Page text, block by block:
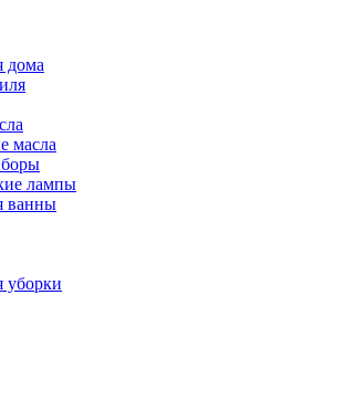
дома
масла
лампы
ванны
уборки